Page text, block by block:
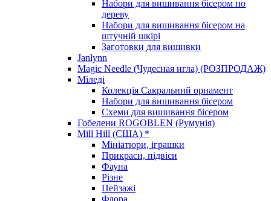
Набори для вишивання бісером по
дереву
Набори для вишивання бісером на
штучній шкірі
Заготовки для вишивки
Janlynn
Magic Needle (Чудесная игла) (РОЗПРОДАЖ)
Міледі
Колекція Сакральний орнамент
Набори для вишивання бісером
Схеми для вишивання бісером
Гобелени ROGOBLEN (Румунія)
Mill Hill (США) *
Мініатюри, іграшки
Прикраси, підвіси
Фауна
Різне
Пейзажі
Флора